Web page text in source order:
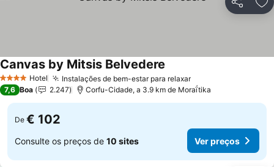
Partilhar
4 EstrelasHotel Instalações de bem-estar para relaxarVer preços
Canvas by Mitsis Belvedere
7,6 Boa 2.247 Corfu-Cidade, a 3.9 km de Moraḯtika
De € 102
Consulte os preços de 10 sites Ver preços